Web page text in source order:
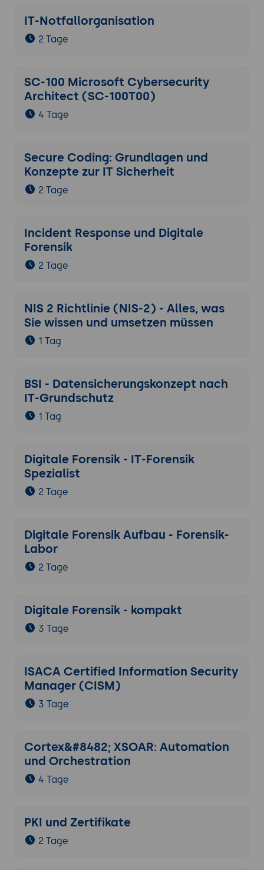
IT-Notfallorganisation
2 Tage
SC-100 Microsoft Cybersecurity
Architect (SC-100T00)
4 Tage
Secure Coding: Grundlagen und
Konzepte zur IT Sicherheit
2 Tage
Incident Response und Digitale
Forensik
2 Tage
NIS 2 Richtlinie (NIS-2) - Alles, was
Sie wissen und umsetzen müssen
1 Tag
BSI - Datensicherungskonzept nach
IT-Grundschutz
1 Tag
Digitale Forensik - IT-Forensik
Spezialist
2 Tage
Digitale Forensik Aufbau - Forensik-
Labor
2 Tage
Digitale Forensik - kompakt
3 Tage
ISACA Certified Information Security
Manager (CISM)
3 Tage
Cortex&#8482; XSOAR: Automation
und Orchestration
4 Tage
PKI und Zertifikate
2 Tage